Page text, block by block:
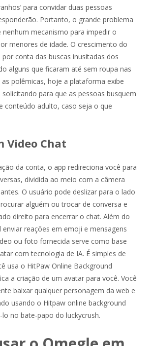
para convidar duas pessoas
Portanto, o grande problema
nenhum mecanismo para impedir o
menores de idade. O crescimento do
conta das buscas inusitadas dos
alguns que ficaram até sem roupa nas
as polêmicas, hoje a plataforma exibe
para que as pessoas busquem
conteúdo adulto, caso seja o que
Video Chat
da conta, o app redireciona você para
dividida ao meio com a câmera
O usuário pode deslizar para o lado
alguém ou trocar de conversa e
direito para encerrar o chat. Além do
enviar reações em emoji e mensagens
ou foto fornecida serve como base
com tecnologia de IA. É simples de
usa o HitPaw Online Background
a criação de um avatar para você. Você
baixar qualquer personagem da web e
usando o Hitpaw online background
no bate-papo do luckycrush.